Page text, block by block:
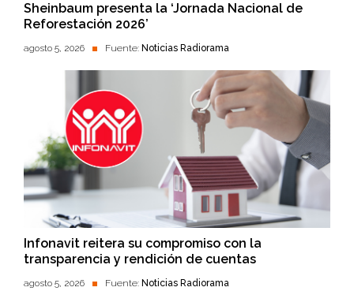
Sheinbaum presenta la ‘Jornada Nacional de
Reforestación 2026’
agosto 5, 2026 Fuente: Noticias Radiorama
Infonavit reitera su compromiso con la
transparencia y rendición de cuentas
agosto 5, 2026 Fuente: Noticias Radiorama